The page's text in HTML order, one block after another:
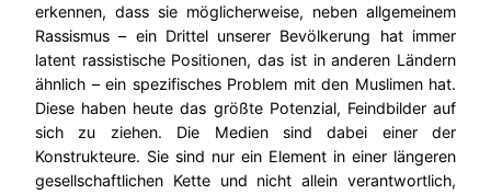
erkennen, dass sie möglicherweise, neben allgemeinem
Rassismus – ein Drittel unserer Bevölkerung hat immer
latent rassistische Positionen, das ist in anderen Ländern
ähnlich – ein spezifisches Problem mit den Muslimen hat.
Diese haben heute das größte Potenzial, Feindbilder auf
sich zu ziehen. Die Medien sind dabei einer der
Konstrukteure. Sie sind nur ein Element in einer längeren
gesellschaftlichen Kette und nicht allein verantwortlich,